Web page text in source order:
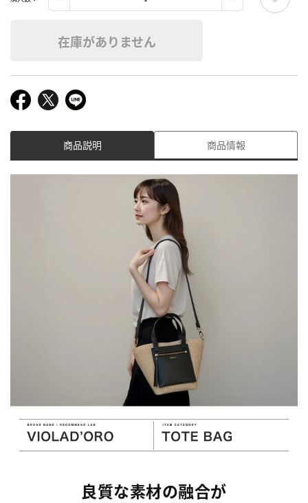
在庫がありません
商品説明 商品情報
良質な素材の融合が